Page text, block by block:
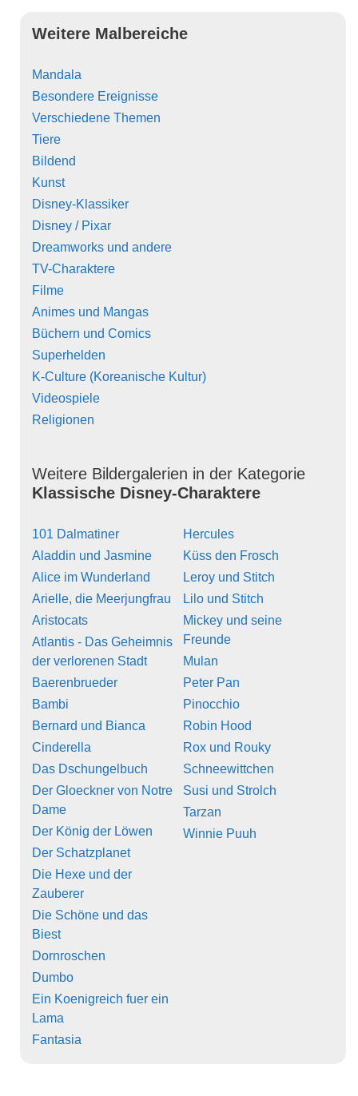
Weitere Malbereiche
Mandala
Besondere Ereignisse
Verschiedene Themen
Tiere
Bildend
Kunst
Disney-Klassiker
Disney / Pixar
Dreamworks und andere
TV-Charaktere
Filme
Animes und Mangas
Büchern und Comics
Superhelden
K-Culture (Koreanische Kultur)
Videospiele
Religionen
Weitere Bildergalerien in der Kategorie
Klassische Disney-Charaktere
101 Dalmatiner
Aladdin und Jasmine
Alice im Wunderland
Arielle, die Meerjungfrau
Aristocats
Atlantis - Das Geheimnis
der verlorenen Stadt
Baerenbrueder
Bambi
Bernard und Bianca
Cinderella
Das Dschungelbuch
Der Gloeckner von Notre
Dame
Der König der Löwen
Der Schatzplanet
Die Hexe und der
Zauberer
Die Schöne und das
Biest
Dornroschen
Dumbo
Ein Koenigreich fuer ein
Lama
Fantasia
Hercules
Küss den Frosch
Leroy und Stitch
Lilo und Stitch
Mickey und seine
Freunde
Mulan
Peter Pan
Pinocchio
Robin Hood
Rox und Rouky
Schneewittchen
Susi und Strolch
Tarzan
Winnie Puuh